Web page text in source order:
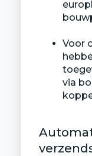
Voor
via